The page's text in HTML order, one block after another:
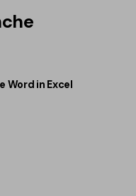
Word in Excel